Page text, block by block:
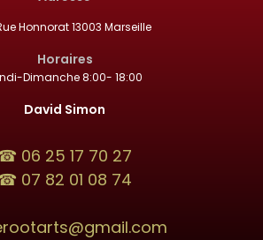
Honnorat 13003 Marseille
Horaires
Dimanche 8:00- 18:00
David Simon
06 25 17 70 27
07 82 01 08 74